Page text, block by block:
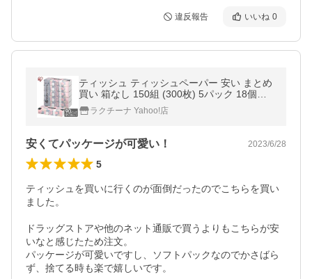
違反報告 いいね 0
ティッシュ ティッシュペーパー 安い まとめ
買い 箱なし 150組 (300枚) 5パック 18個セ
ット ソフトパック ソフトパックティッシュ
まとめ買い 日用品
ラクチーナ Yahoo!店
安くてパッケージが可愛い！ 2023/6/28
5
ティッシュを買いに行くのが面倒だったのでこちらを買い
ました。
ドラッグストアや他のネット通販で買うよりもこちらが安
いなと感じたため注文。
パッケージが可愛いですし、ソフトパックなのでかさばら
ず、捨てる時も楽で嬉しいです。